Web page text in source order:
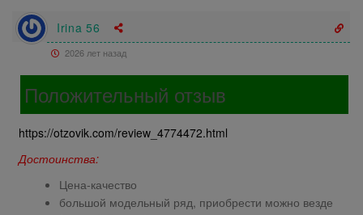
Irina 56
2026 лет назад
Положительный отзыв
https://otzovik.com/review_4774472.html
Достоинства:
Цена-качество
большой модельный ряд, приобрести можно везде